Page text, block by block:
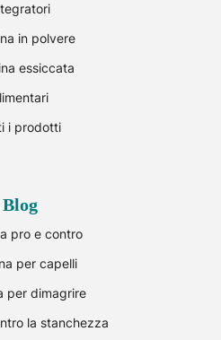
in polvere
essiccata
i prodotti
Blog
pro e contro
per capelli
per dimagrire
la stanchezza